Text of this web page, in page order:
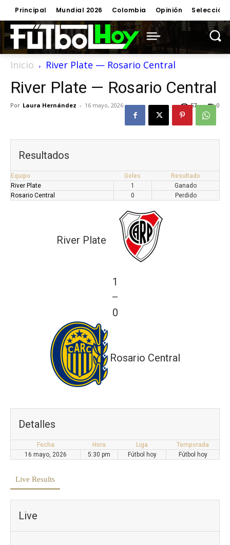
Principal Mundial 2026 Colombia Opinión Selección
Inicio River Plate — Rosario Central
River Plate — Rosario Central
Por Laura Hernández - 16 mayo, 2026 0
57
Resultados
Equipo Goles
Resultado
River Plate
1
Ganado
Rosario Central
0 Perdido
River Plate
1
—
0
Rosario Central
Detalles
Fecha Hora Liga
Temporada
16 mayo, 2026
5:30 pm Fútbol hoy Fútbol hoy
Live Results
Live